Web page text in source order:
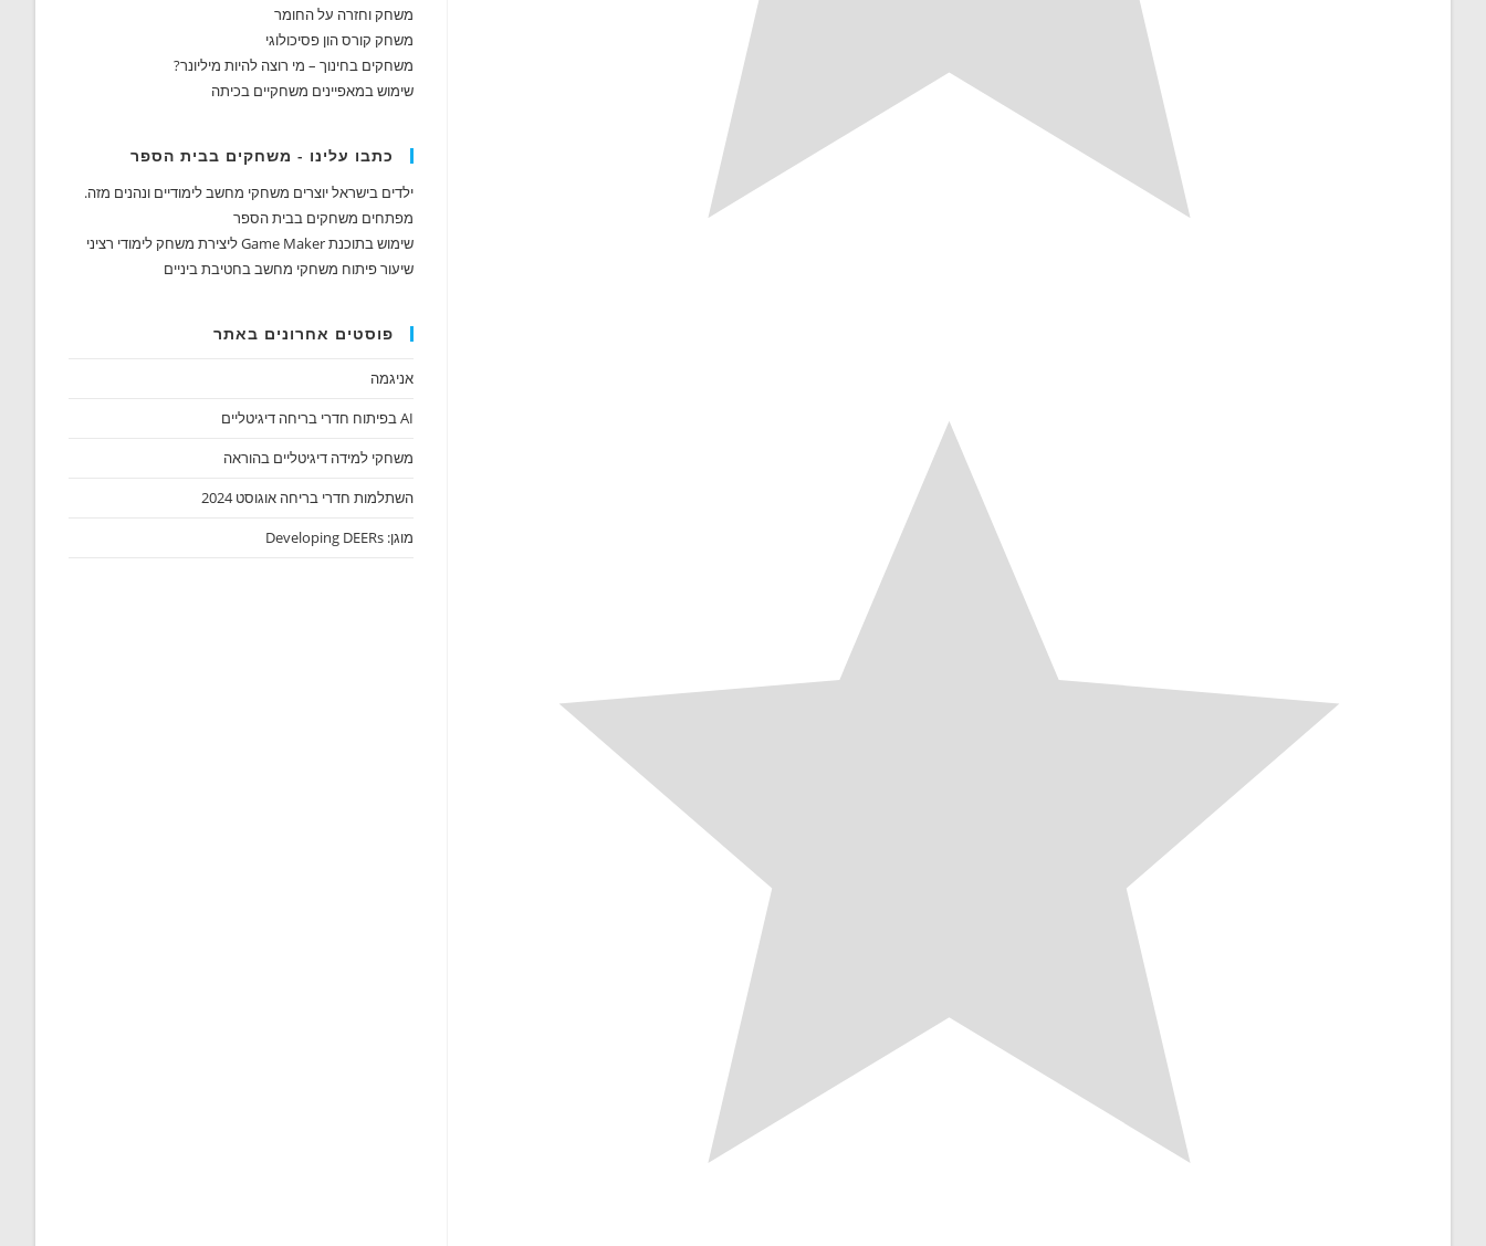
משחק וחזרה על החומר
משחק קורס הון פסיכולוגי
משחקים בחינוך – מי רוצה להיות מיליונר?
שימוש במאפיינים משחקיים בכיתה
כתבו עלינו - משחקים בבית הספר
ילדים בישראל יוצרים משחקי מחשב לימודיים ונהנים מזה.
מפתחים משחקים בבית הספר
שימוש בתוכנת Game Maker ליצירת משחק לימודי רציני
שיעור פיתוח משחקי מחשב בחטיבת ביניים
פוסטים אחרונים באתר
אניגמה
AI בפיתוח חדרי בריחה דיגיטליים
משחקי למידה דיגיטליים בהוראה
השתלמות חדרי בריחה אוגוסט 2024
מוגן: Developing DEERs